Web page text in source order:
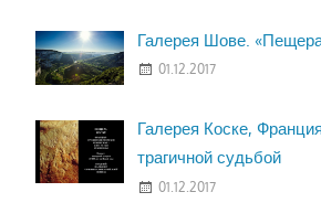
Галерея Шове.
01.12.2017
Галерея Коске,
трагичной судьбой
01.12.2017